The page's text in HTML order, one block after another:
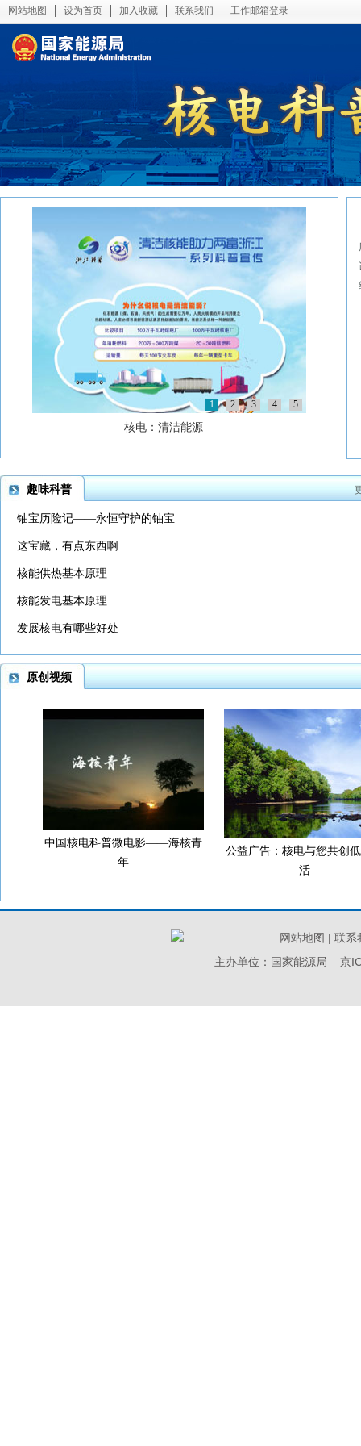
网站地图 设为首页 加入收藏 联系我们 工作邮箱登录
本网首页 局简介
核电：清洁能源
1 2 3 4 5
趣味科普
铀宝历险记——永恒守护的铀宝
这宝藏，有点东西啊
核能供热基本原理
核能发电基本原理
发展核电有哪些好处
原创视频
中国核电科普微电影——海核青
年
公益广告：核电与您共创
活
网站地图 | 联系
主办单位：国家能源局 京